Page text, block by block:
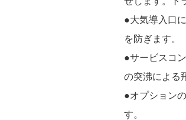
●大気導入口
を防ぎます。
●サービスコ
の突沸による
●オプション
す。